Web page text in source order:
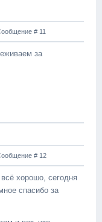
# 11
за
# 12
хорошо, сегодня
спасибо за